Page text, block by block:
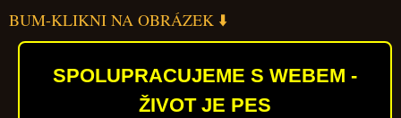
BUM-KLIKNI NA OBRÁZEK ⬇️
SPOLUPRACUJEME S WEBEM -
ŽIVOT JE PES